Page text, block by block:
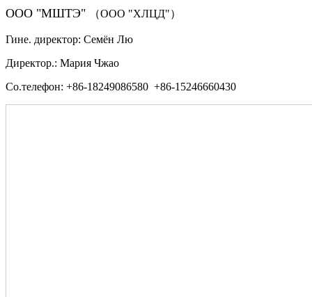
ООО "МШТЭ" （ООО "ХЛЦД"）
Гине. директор: Семён Лю
Директор.: Мария Чжао
Со.телефон: +86-18249086580 +86-15246660430